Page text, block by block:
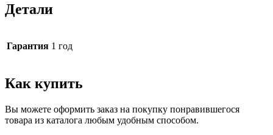
Детали
Гарантия 1 год
Как купить
Вы можете оформить заказ на покупку понравившегося
товара из каталога любым удобным способом.